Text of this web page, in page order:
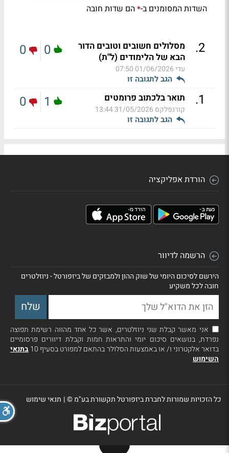
השדות המסומנים ב-*הם שדות חובה
2
.
מסלולים חשובים וטובים הדור
הבא של הלימודים (ל"ת)
עדי01/06/2026 07:50
הגב לתגובה זו
0
0
1
. תואר בלכתוב פרומטים
קורנפלקס 31/05/2026 13:44
הגב לתגובה זו
1
0
הורדת אפליקציה
הרשמה לדיוור
הירשם לסיכום היומי של שוק ההון ולמבזקים של ביזפורטל - ניוזלטרים
חובה לכל משקיע
אני מאשר קבלת שני ניוזלטרים, אשר כל אחד מהווה רשימת תפוצה
נפרדת, בנושאים סיכום יומי והתראות חמות וקבלת דיוורים פרסומיים
בדואר אלקטרוני ו/ או באמצעות הסלולר בהתאם למפורט בסעיף 10
בתנאי
השימוש
כל הזכויות שמורות לחברת ביזפורטל תקשורת בע"מ ©| תנאי שימוש